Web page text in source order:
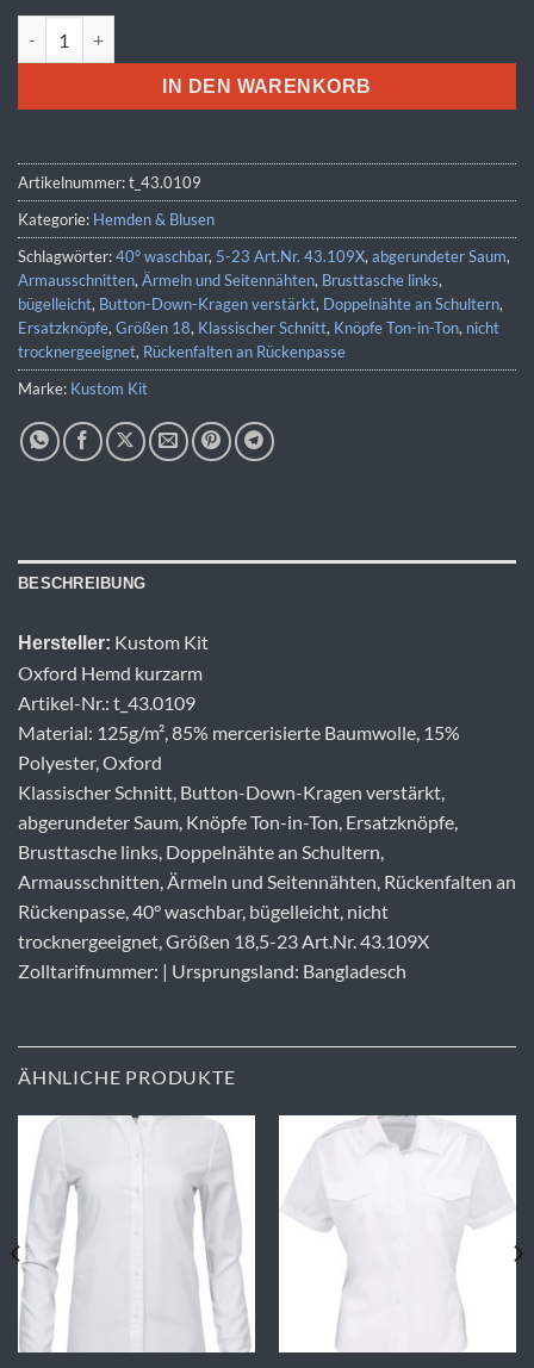
IN DEN WARENKORB
Artikelnummer:t_43.0109
Kategorie: Hemden & Blusen
Schlagwörter:40° waschbar, 5-23 Art.Nr. 43.109X, abgerundeter Saum,
Armausschnitten, Ärmeln und Seitennähten, Brusttasche links,
bügelleicht, Button-Down-Kragen verstärkt, Doppelnähte an Schultern,
Ersatzknöpfe, Größen 18, Klassischer Schnitt, Knöpfe Ton-in-Ton, nicht
trocknergeeignet, Rückenfalten an Rückenpasse
Marke: Kustom Kit
BESCHREIBUNG
Hersteller: Kustom Kit
Oxford Hemd kurzarm
Artikel-Nr.: t_43.0109
Material: 125g/m², 85% mercerisierte Baumwolle, 15%
Polyester, Oxford
Klassischer Schnitt, Button-Down-Kragen verstärkt,
abgerundeter Saum, Knöpfe Ton-in-Ton, Ersatzknöpfe,
Brusttasche links, Doppelnähte an Schultern,
Armausschnitten, Ärmeln und Seitennähten, Rückenfalten an
Rückenpasse, 40° waschbar, bügelleicht, nicht
trocknergeeignet, Größen 18,5-23 Art.Nr. 43.109X
Zolltarifnummer: | Ursprungsland: Bangladesch
ÄHNLICHE PRODUKTE